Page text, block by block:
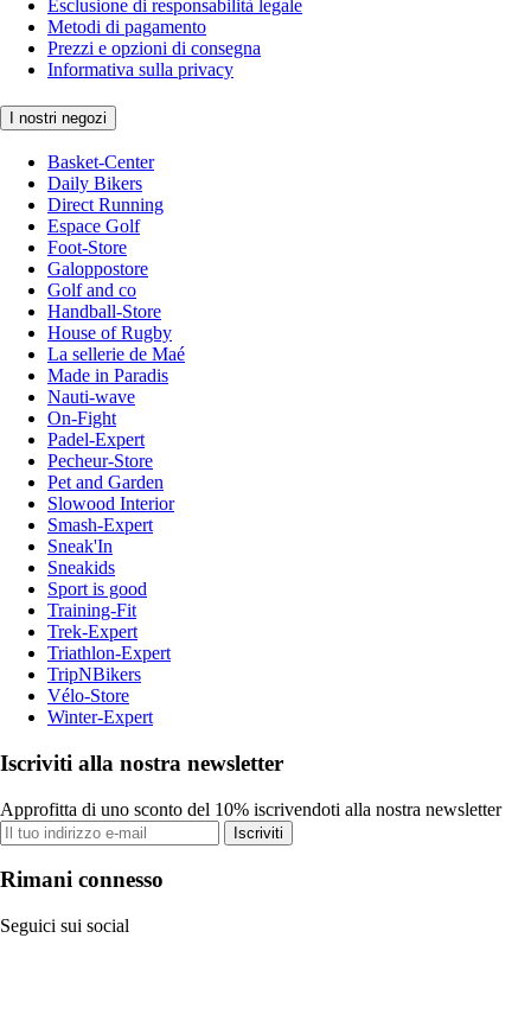
Esclusione di responsabilità legale
Metodi di pagamento
Prezzi e opzioni di consegna
Informativa sulla privacy
I nostri negozi
Basket-Center
Daily Bikers
Direct Running
Espace Golf
Foot-Store
Galoppostore
Golf and co
Handball-Store
House of Rugby
La sellerie de Maé
Made in Paradis
Nauti-wave
On-Fight
Padel-Expert
Pecheur-Store
Pet and Garden
Slowood Interior
Smash-Expert
Sneak'In
Sneakids
Sport is good
Training-Fit
Trek-Expert
Triathlon-Expert
TripNBikers
Vélo-Store
Winter-Expert
Iscriviti alla nostra newsletter
Approfitta di uno sconto del 10% iscrivendoti alla nostra newsletter
Iscriviti
Rimani connesso
Seguici sui social